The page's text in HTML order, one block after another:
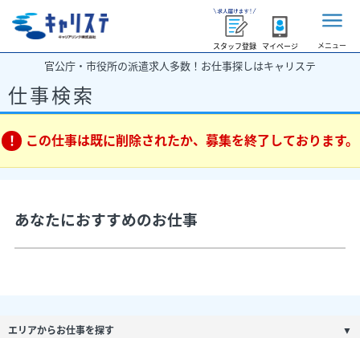
スタッフ登録 マイページ メニュー
官公庁・市役所の派遣求人多数！お仕事探しはキャリステ
仕事検索
この仕事は既に削除されたか、募集を終了しております。
あなたにおすすめのお仕事
エリアからお仕事を探す ▼